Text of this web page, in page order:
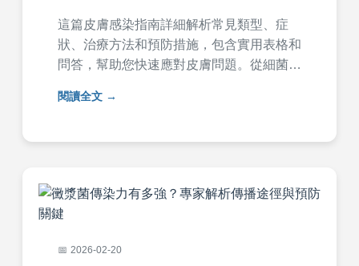
這篇皮膚感染指南詳細解析常見類型、症
狀、治療方法和預防措施，包含實用表格和
問答，幫助您快速應對皮膚問題。從細菌感
惡化。
閱讀全文
2026-02-20